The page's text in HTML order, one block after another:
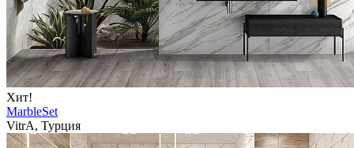
Хит!
MarbleSet
VitrA, Турция